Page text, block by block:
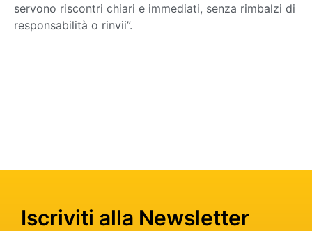
servono riscontri chiari e immediati, senza rimbalzi di
responsabilità o rinvii”.
Iscriviti alla Newsletter